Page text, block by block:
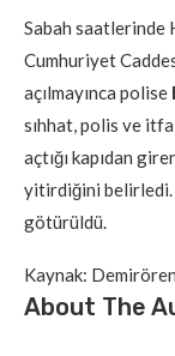
Sabah saatlerinde
Cumhuriyet
açılmayınca polise
sıhhat, polis ve
açtığı kapıdan
yitirdiğini belirledi.
götürüldü.
Kaynak:
About The